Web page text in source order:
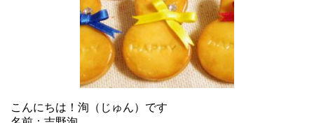
こんにちは！洵（じゅん）です